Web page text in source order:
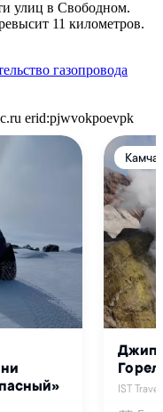
улиц в Свободном.
11 километров.
газопровода
erid:pjwvokpoevpk